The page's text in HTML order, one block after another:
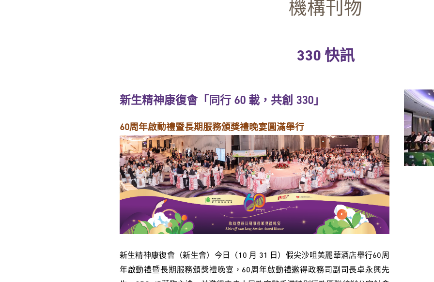
機構刊物
330 快訊
新生精神康復會「同行 60 載，共創 330」
60周年啟動禮暨長期服務頒獎禮晚宴圓滿舉行
新生精神康復會（新生會）今日（10 月 31 日）假尖沙咀美麗華酒店舉行60周
年啟動禮暨長期服務頒獎禮晚宴，60周年啟動禮邀得政務司副司長卓永興先